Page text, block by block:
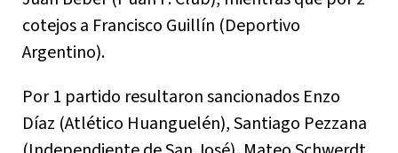
cotejos a Francisco Guillín (Deportivo
Argentino).
Por 1 partido resultaron sancionados Enzo
Díaz (Atlético Huanguelén), Santiago Pezzana